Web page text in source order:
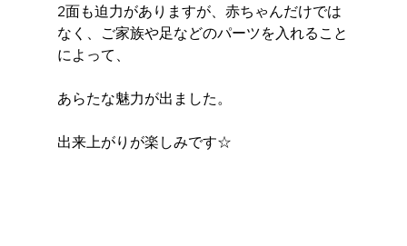
2面も迫力がありますが、赤ちゃんだけでは
なく、ご家族や足などのパーツを入れること
によって、
あらたな魅力が出ました。
出来上がりが楽しみです☆